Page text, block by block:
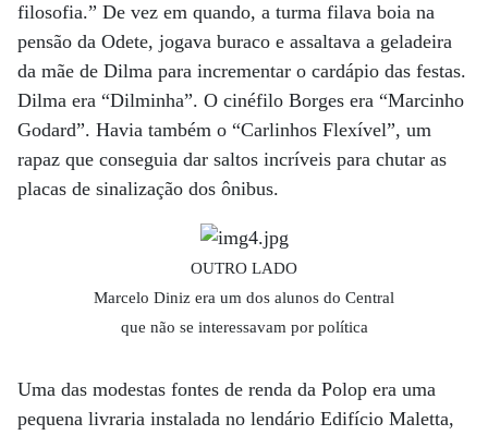
filosofia.” De vez em quando, a turma filava boia na
pensão da Odete, jogava buraco e assaltava a geladeira
da mãe de Dilma para incrementar o cardápio das festas.
Dilma era “Dilminha”. O cinéfilo Borges era “Marcinho
Godard”. Havia também o “Carlinhos Flexível”, um
rapaz que conseguia dar saltos incríveis para chutar as
placas de sinalização dos ônibus.
OUTRO LADO
Marcelo Diniz era um dos alunos do Central
que não se interessavam por política
Uma das modestas fontes de renda da Polop era uma
pequena livraria instalada no lendário Edifício Maletta,